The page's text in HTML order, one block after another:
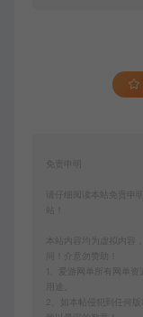
免责申明
请仔细阅读本站免责申
本站内容均为虚拟内容
间！介意勿赞助！
1、爱游网单所有网单
2、如本帖侵犯到任何